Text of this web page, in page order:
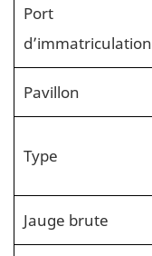
Port
d’immatriculation
Pavillon
Type
Jauge brute